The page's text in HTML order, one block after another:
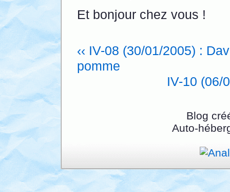
Et bonjour chez vous !
‹‹ IV-08 (30/01/2005) :
pomme
IV-10 (06/
Blog
Auto-